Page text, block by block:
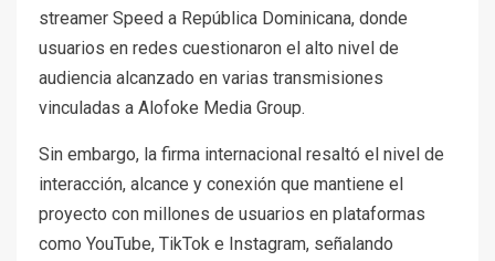
streamer Speed a República Dominicana, donde
usuarios en redes cuestionaron el alto nivel de
audiencia alcanzado en varias transmisiones
vinculadas a Alofoke Media Group.
Sin embargo, la firma internacional resaltó el nivel de
interacción, alcance y conexión que mantiene el
proyecto con millones de usuarios en plataformas
como YouTube, TikTok e Instagram, señalando